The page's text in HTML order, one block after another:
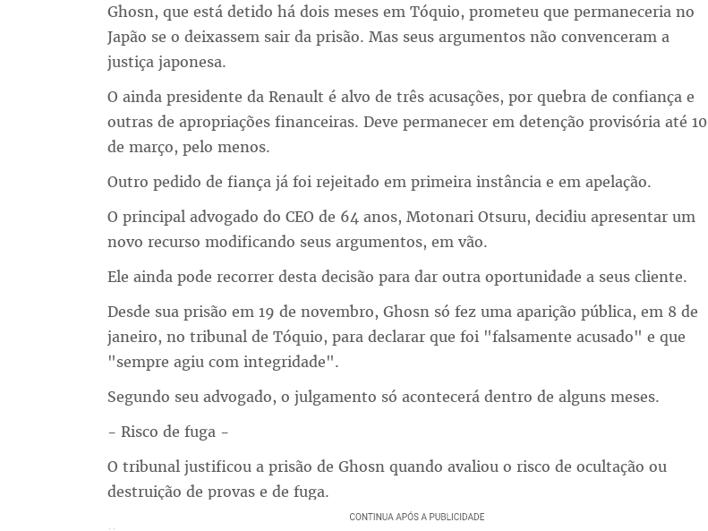
Ghosn, que está detido há dois meses em Tóquio, prometeu que permaneceria no
Japão se o deixassem sair da prisão. Mas seus argumentos não convenceram a
justiça japonesa.
O ainda presidente da Renault é alvo de três acusações, por quebra de confiança e
outras de apropriações financeiras. Deve permanecer em detenção provisória até 10
de março, pelo menos.
Outro pedido de fiança já foi rejeitado em primeira instância e em apelação.
O principal advogado do CEO de 64 anos, Motonari Otsuru, decidiu apresentar um
novo recurso modificando seus argumentos, em vão.
Ele ainda pode recorrer desta decisão para dar outra oportunidade a seus cliente.
Desde sua prisão em 19 de novembro, Ghosn só fez uma aparição pública, em 8 de
janeiro, no tribunal de Tóquio, para declarar que foi "falsamente acusado" e que
"sempre agiu com integridade".
Segundo seu advogado, o julgamento só acontecerá dentro de alguns meses.
- Risco de fuga -
O tribunal justificou a prisão de Ghosn quando avaliou o risco de ocultação ou
destruição de provas e de fuga.